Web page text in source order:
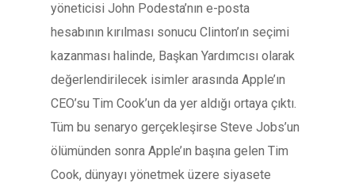
yöneticisi John Podesta’nın e-posta
hesabının kırılması sonucu Clinton’ın seçimi
kazanması halinde, Başkan Yardımcısı olarak
değerlendirilecek isimler arasında Apple’ın
CEO’su Tim Cook’un da yer aldığı ortaya çıktı.
Tüm bu senaryo gerçekleşirse Steve Jobs’un
ölümünden sonra Apple’ın başına gelen Tim
Cook, dünyayı yönetmek üzere siyasete